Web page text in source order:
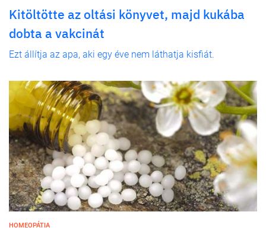
Kitöltötte az oltási könyvet, majd kukába
dobta a vakcinát
Ezt állítja az apa, aki egy éve nem láthatja kisfiát.
HOMEOPÁTIA